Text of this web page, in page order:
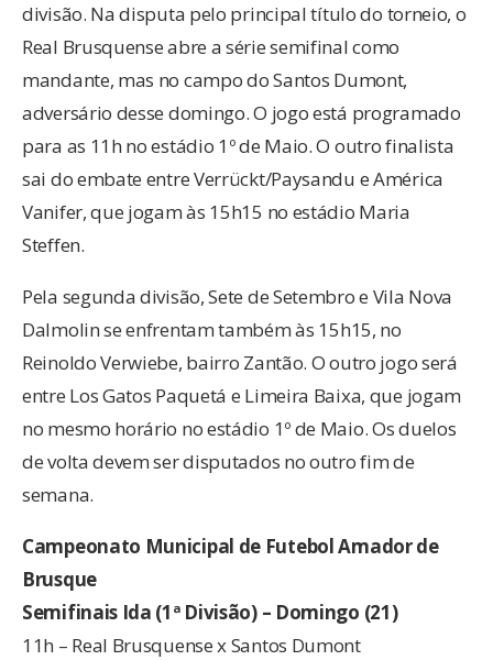
divisão. Na disputa pelo principal título do torneio, o
Real Brusquense abre a série semifinal como
mandante, mas no campo do Santos Dumont,
adversário desse domingo. O jogo está programado
para as 11h no estádio 1º de Maio. O outro finalista
sai do embate entre Verrückt/Paysandu e América
Vanifer, que jogam às 15h15 no estádio Maria
Steffen.
Pela segunda divisão, Sete de Setembro e Vila Nova
Dalmolin se enfrentam também às 15h15, no
Reinoldo Verwiebe, bairro Zantão. O outro jogo será
entre Los Gatos Paquetá e Limeira Baixa, que jogam
no mesmo horário no estádio 1º de Maio. Os duelos
de volta devem ser disputados no outro fim de
semana.
Campeonato Municipal de Futebol Amador de
Brusque
Semifinais Ida (1ª Divisão) – Domingo (21)
11h – Real Brusquense x Santos Dumont